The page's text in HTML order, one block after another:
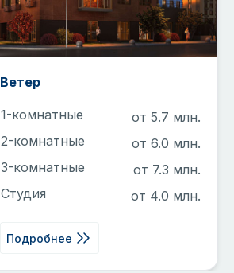
Ветер
1-комнатные
от 5.7 млн.
2-комнатные
от 6.0 млн.
3-комнатные
от 7.3 млн.
Студия
от 4.0 млн.
Подробнее